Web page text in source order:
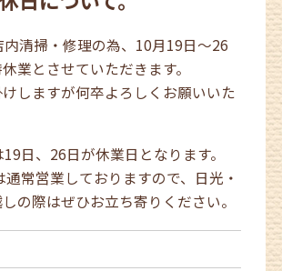
清掃・修理の為、10月19日～26
業とさせていただきます。
しますが何卒よろしくお願いいた
日、26日が休業日となります。
常営業しておりますので、日光・
の際はぜひお立ち寄りください。